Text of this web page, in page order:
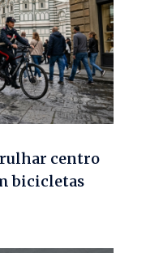
centro
bicicletas